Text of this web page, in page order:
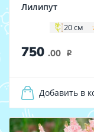
Лилипут
20 см
750 .00 i
Добавить в